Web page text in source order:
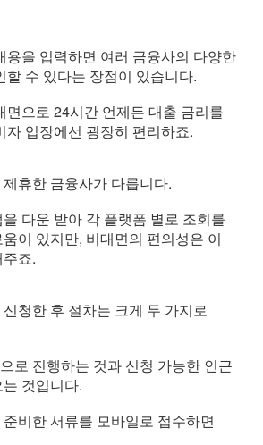
용을 입력하면 여러 금융사의 다양한
할 수 있다는 장점이 있습니다.
면으로 24시간 언제든 대출 금리를
자 입장에선 굉장히 편리하죠.
휴한 금융사가 다릅니다.
다운 받아 각 플랫폼 별로 조회를
이 있지만, 비대면의 편의성은 이
죠.
청한 후 절차는 크게 두 가지로
로 진행하는 것과 신청 가능한 인근
것입니다.
비한 서류를 모바일로 접수하면